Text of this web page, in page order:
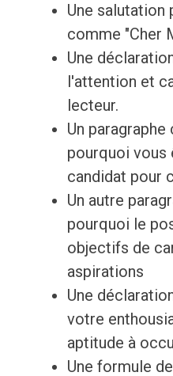
Une salutation
comme "Cher
Une
l'attention et
lecteur.
Un
pourquoi vous
candidat pour
Un autre
pourquoi le
objectifs de
aspirations
Une
votre
aptitude à
Une formule